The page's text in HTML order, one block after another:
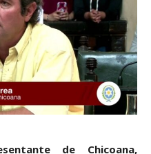
de Chicoana,